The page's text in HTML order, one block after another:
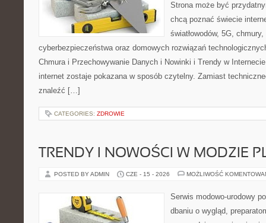
Strona może być
chcą poznać świecie
światłowodów, 5G,
cyberbezpieczeństwa oraz domowych rozwiązań
Chmura i Przechowywanie Danych i Nowinki i Trendy w
internet zostaje pokazana w sposób czytelny. Zamiast
znaleźć […]
CATEGORIES: ZDROWIE
TRENDY I NOWOŚCI W MODZIE
POSTED BY ADMIN CZE - 15 - 2026 MOŻLIWOŚĆ
Serwis modowo-urodowy
dbaniu o wygląd,